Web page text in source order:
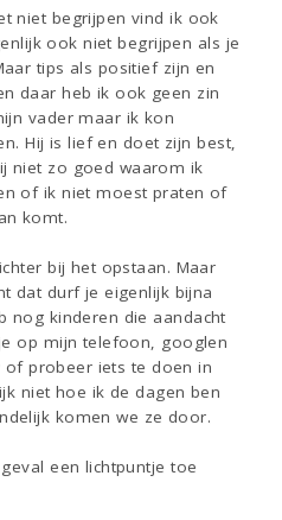
niet begrijpen vind ik ook
ook niet begrijpen als je
tips als positief zijn en
daar heb ik ook geen zin
vader maar ik kon
Hij is lief en doet zijn best,
niet zo goed waarom ik
of ik niet moest praten of
komt.
bij het opstaan. Maar
dat durf je eigenlijk bijna
nog kinderen die aandacht
op mijn telefoon, googlen
of probeer iets te doen in
niet hoe ik de dagen ben
komen we ze door.
een lichtpuntje toe